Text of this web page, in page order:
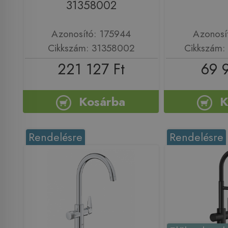
31358002
Azonosító: 175944
Cikkszám: 31358002
221 127 Ft
Kosárba
69
Rendelésre Rendelésre